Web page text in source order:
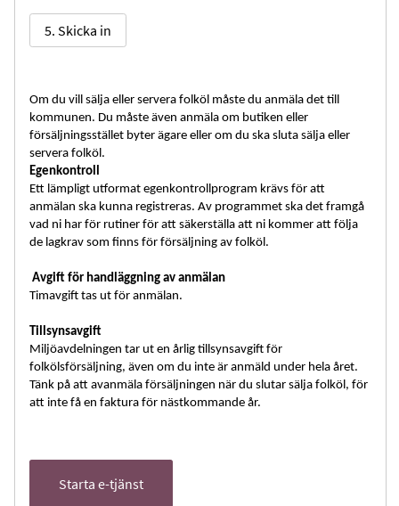
5. Skicka in
Om du vill sälja eller servera folköl måste du anmäla det till
kommunen. Du måste även anmäla om butiken eller
försäljningsstället byter ägare eller om du ska sluta sälja eller
servera folköl.
Egenkontroll
Ett lämpligt utformat egenkontrollprogram krävs för att
anmälan ska kunna registreras. Av programmet ska det framgå
vad ni har för rutiner för att säkerställa att ni kommer att följa
de lagkrav som finns för försäljning av folköl.
Avgift för handläggning av anmälan
Timavgift tas ut för anmälan.
Tillsynsavgift
Miljöavdelningen tar ut en årlig tillsynsavgift för
folkölsförsäljning, även om du inte är anmäld under hela året.
Tänk på att avanmäla försäljningen när du slutar sälja folköl, för
att inte få en faktura för nästkommande år.
Starta e-tjänst